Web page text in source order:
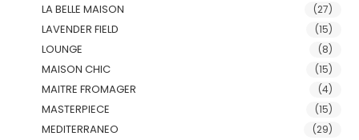
LA BELLE MAISON (27)
LAVENDER FIELD (15)
LOUNGE (8)
MAISON CHIC (15)
MAITRE FROMAGER (4)
MASTERPIECE (15)
MEDITERRANEO (29)